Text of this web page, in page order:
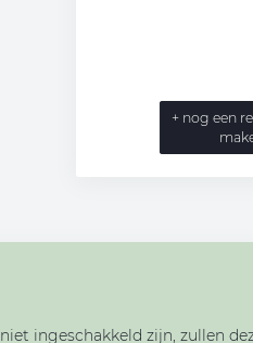
ingeschakkeld zijn, zullen
+ nog een